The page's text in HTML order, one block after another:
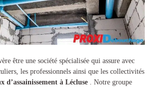
être une société spécialisée qui assure avec
les professionnels ainsi que les collectivités
d’assainissement à Lécluse
. Notre groupe